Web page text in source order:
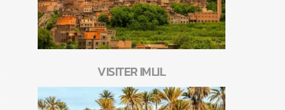
VISITER IMLIL